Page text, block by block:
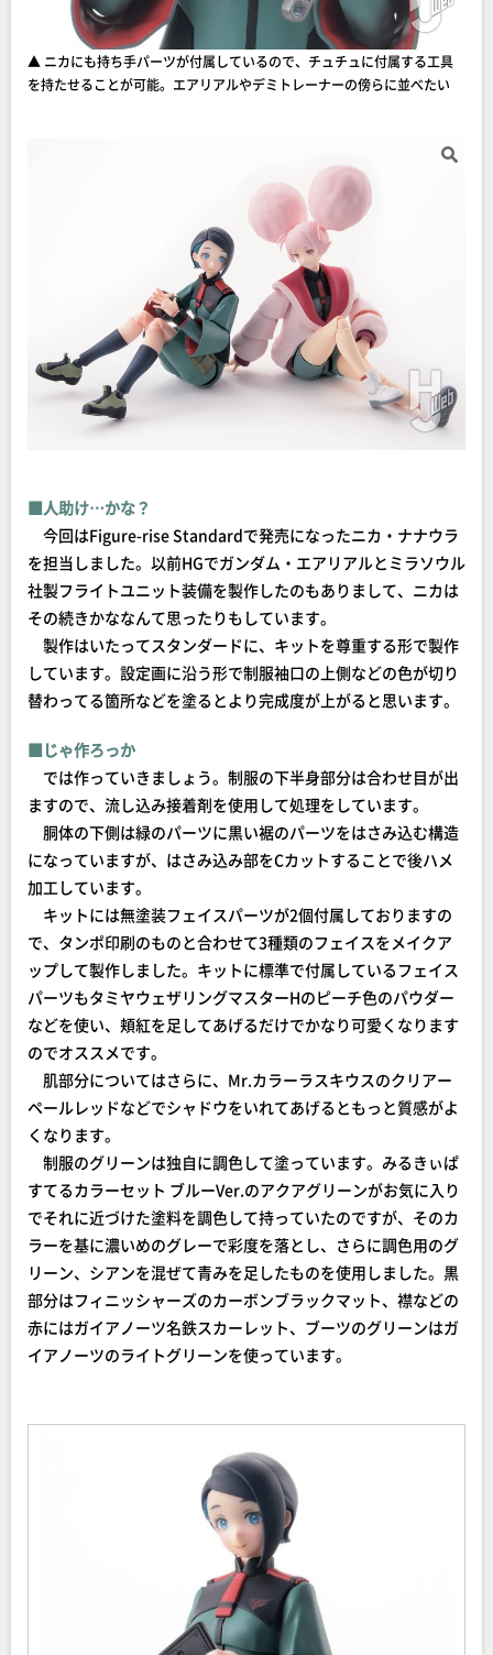
▲ ニカにも持ち手パーツが付属しているので、チュチュに付属する工具
を持たせることが可能。エアリアルやデミトレーナーの傍らに並べたい
■人助け…かな？
今回はFigure-rise Standardで発売になったニカ・ナナウラ
を担当しました。以前HGでガンダム・エアリアルとミラソウル
社製フライトユニット装備を製作したのもありまして、ニカは
その続きかななんて思ったりもしています。
製作はいたってスタンダードに、キットを尊重する形で製作
しています。設定画に沿う形で制服袖口の上側などの色が切り
替わってる箇所などを塗るとより完成度が上がると思います。
■じゃ作ろっか
では作っていきましょう。制服の下半身部分は合わせ目が出
ますので、流し込み接着剤を使用して処理をしています。
胴体の下側は緑のパーツに黒い裾のパーツをはさみ込む構造
になっていますが、はさみ込み部をCカットすることで後ハメ
加工しています。
キットには無塗装フェイスパーツが2個付属しておりますの
で、タンポ印刷のものと合わせて3種類のフェイスをメイクア
ップして製作しました。キットに標準で付属しているフェイス
パーツもタミヤウェザリングマスターHのピーチ色のパウダー
などを使い、頬紅を足してあげるだけでかなり可愛くなります
のでオススメです。
肌部分についてはさらに、Mr.カラーラスキウスのクリアー
ペールレッドなどでシャドウをいれてあげるともっと質感がよ
くなります。
制服のグリーンは独自に調色して塗っています。みるきぃぱ
すてるカラーセット ブルーVer.のアクアグリーンがお気に入り
でそれに近づけた塗料を調色して持っていたのですが、そのカ
ラーを基に濃いめのグレーで彩度を落とし、さらに調色用のグ
リーン、シアンを混ぜて青みを足したものを使用しました。黒
部分はフィニッシャーズのカーボンブラックマット、襟などの
赤にはガイアノーツ名鉄スカーレット、ブーツのグリーンはガ
イアノーツのライトグリーンを使っています。